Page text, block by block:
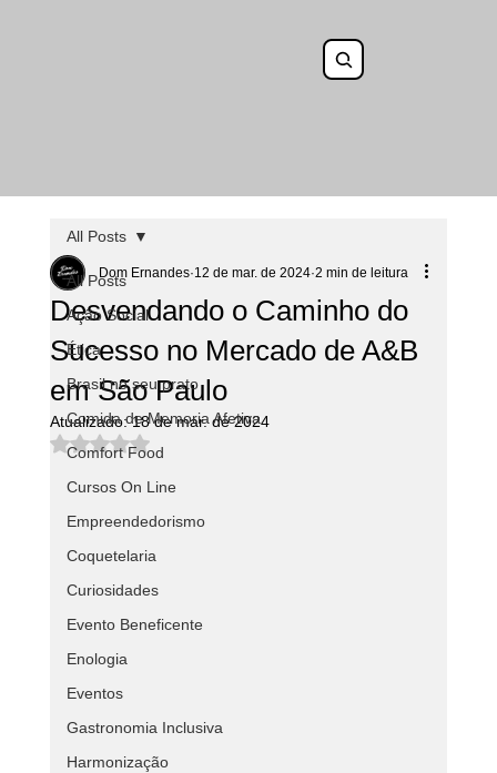
All Posts
Ação Social
Ética
Brasil no seu prato
Comida de Memoria Afetiva
Comfort Food
Cursos On Line
Empreendedorismo
Coquetelaria
Curiosidades
Evento Beneficente
Enologia
Eventos
Gastronomia Inclusiva
Harmonização
All Posts
Desvendando o Caminho do
Sucesso no Mercado de A&B
em São Paulo
Dom Ernandes 12 de mar. de 2024 2 min de leitura
Atualizado:18 de mar. de 2024
Avaliado com NaN de 5 estrelas.